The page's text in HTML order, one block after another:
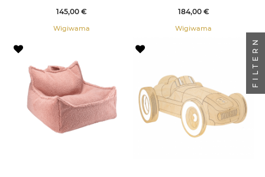
Preis
145,00 €
Wigiwama
Preis
184,00 €
Wigiwama
FILTERN